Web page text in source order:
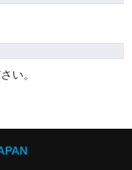
い。